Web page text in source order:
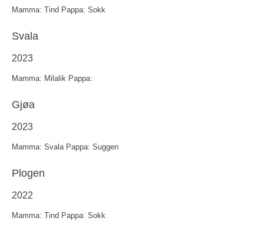
Mamma: Tind Pappa: Sokk
Svala
2023
Mamma: Milalik Pappa:
Gjøa
2023
Mamma: Svala Pappa: Suggen
Plogen
2022
Mamma: Tind Pappa: Sokk